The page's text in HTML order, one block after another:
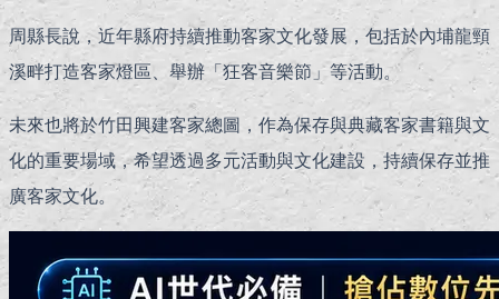
周縣長說，近年縣府持續推動客家文化發展，包括於內埔龍頸
溪畔打造客家燈區、舉辦「狂客音樂節」等活動。
未來也將於竹田興建客家總圖，作為保存與典藏客家書籍與文
化的重要場域，希望透過多元活動與文化建設，持續保存並推
廣客家文化。